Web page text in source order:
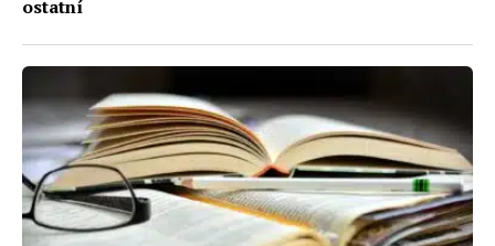
ostatní